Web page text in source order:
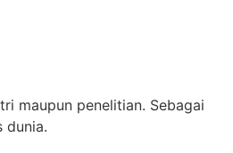
maupun penelitian. Sebagai
dunia.